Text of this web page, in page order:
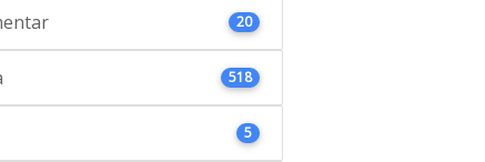
20
518
5